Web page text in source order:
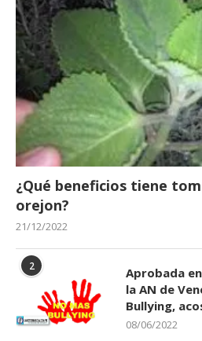
¿Qué beneficios tiene
orejon?
21/12/2022
2
Aprobada
la AN de
Bullying,
08/06/2022